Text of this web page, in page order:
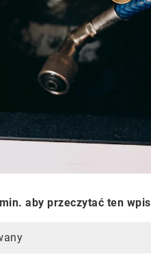
aby przeczytać ten wpis